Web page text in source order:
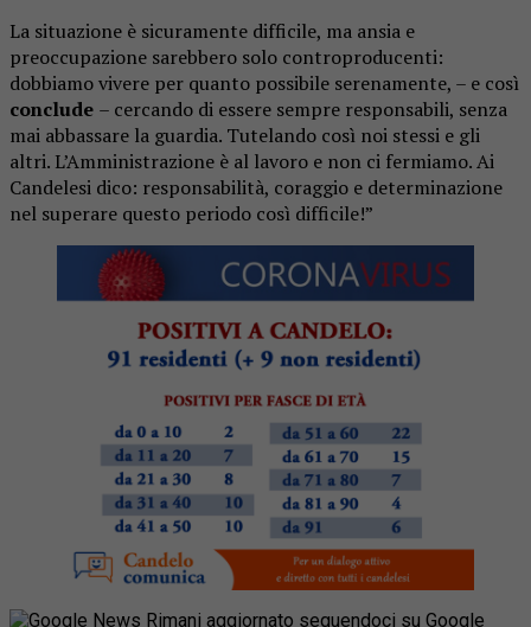
La situazione è sicuramente difficile, ma ansia e
preoccupazione sarebbero solo controproducenti:
dobbiamo vivere per quanto possibile serenamente, – e così
conclude – cercando di essere sempre responsabili, senza
mai abbassare la guardia. Tutelando così noi stessi e gli
altri. L’Amministrazione è al lavoro e non ci fermiamo. Ai
Candelesi dico: responsabilità, coraggio e determinazione
nel superare questo periodo così difficile!”
Rimani aggiornato seguendoci su Google